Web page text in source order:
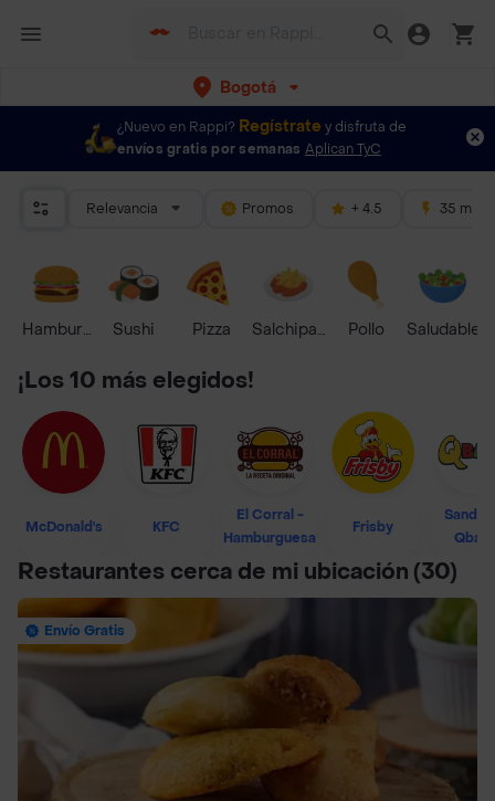
Bogotá
¿Nuevo en Rappi? Regístrate y disfruta de
envíos gratis por semanas Aplican TyC
Relevancia Promos + 4.5 35 mins
HamburguesaSushi Pizza Salchipapas Pollo Saludable
¡Los 10 más elegidos!
McDonald's KFC
El Corral -
Hamburguesa
Frisby
Restaurantes cerca de mi ubicación (30)
Envío Gratis